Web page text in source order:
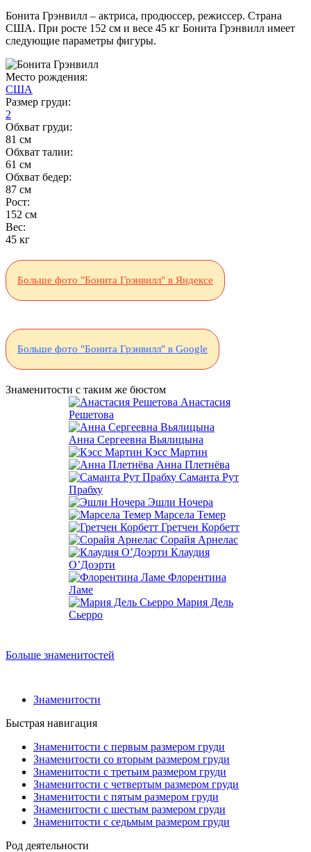
Бонита Грэнвилл – актриса, продюссер, режиссер. Страна
США. При росте 152 см и весе 45 кг Бонита Грэнвилл имеет
следующие параметры фигуры.
Место рождения:
США
Размер груди:
2
Обхват груди:
81 см
Обхват талии:
61 см
Обхват бедер:
87 см
Рост:
152 см
Вес:
45 кг
Больше фото "Бонита Грэнвилл" в Яндексе
Больше фото "Бонита Грэнвилл" в Google
Знаменитости с таким же бюстом
Анастасия
Решетова
Анна Сергеевна Вьялицына
Кэсс Мартин
Анна Плетнёва
Саманта Рут
Прабху
Эшли Ночера
Марсела Темер
Гретчен Корбетт
Сорайя Арнелас
Клаудия
О’Доэрти
Флорентина
Ламе
Мария Дель
Сьерро
Больше знаменитостей
Знаменитости
Быстрая навигация
Знаменитости с первым размером груди
Знаменитости со вторым размером груди
Знаменитости с третьим размером груди
Знаменитости с четвертым размером груди
Знаменитости с пятым размером груди
Знаменитости с шестым размером груди
Знаменитости с седьмым размером груди
Род деятельности